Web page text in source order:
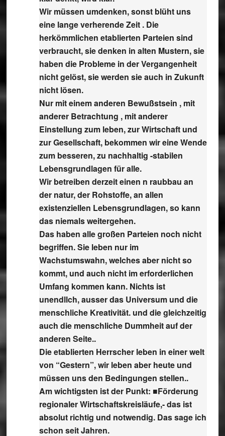
Wir müssen umdenken, sonst blüht uns
eine lange verherende Zeit . Die
herkömmlichen etablierten Parteien sind
verbraucht, sie denken in alten Mustern, sie
haben die Probleme in der Vergangenheit
nicht gelöst, sie werden sie auch in Zukunft
nicht lösen.
Nur mit einem anderen Bewußstsein , mit
anderer Betrachtung , mit anderer
Einstellung zum leben, zur Wirtschaft und
zur Gesellschaft, bekommen wir eine Wende
zum besseren, zu nachhaltig -stabilen
Lebensgrundlagen für alle.
Wir betreiben derzeit einen n raubbau an
der natur, der Rohstoffe, an allen
existenziellen Lebensgrundlagen, so kann
das niemals weitergehen.
Das haben alle großen Parteien noch nicht
begriffen. Sie leben nur im
Wachstumswahn, welches aber nicht so
kommt, und auch nicht im erforderlichen
Umfang kommen kann. Nichts ist
unendllch, ausser das Universum und die
menschliche Kreativität. und die gleichzeitig
auch die menschliche Dummheit auf der
anderen Seite..
Die etablierten Herrscher leben in einer welt
von “Gestern”, wir leben aber heute und
müssen uns den Bedingungen stellen..
Am wichtigsten ist der Punkt: ■Förderung
regionaler Wirtschaftskreisläufe,- das ist
absolut richtig und notwendig. Das sage ich
schon seit Jahren.